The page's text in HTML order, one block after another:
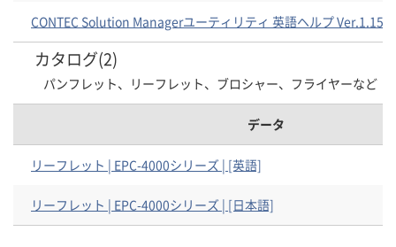
CONTEC Solution Managerユーティリティ 英語ヘルプ Ver.1.15.1
カタログ(2)
パンフレット、リーフレット、ブロシャー、フライヤーなど
データ
リーフレット | EPC-4000シリーズ | [英語]
リーフレット | EPC-4000シリーズ | [日本語]